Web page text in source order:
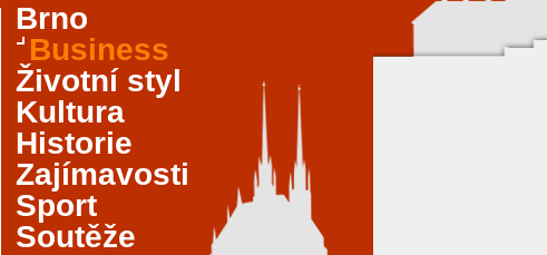
Brno
Business
Životní styl
Kultura
Historie
Zajímavosti
Sport
Soutěže